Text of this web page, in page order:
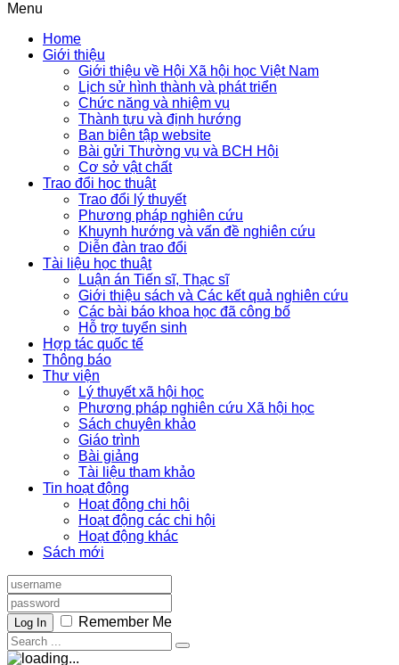
Menu
Home
Giới thiệu
Giới thiệu về Hội Xã hội học Việt Nam
Lịch sử hình thành và phát triển
Chức năng và nhiệm vụ
Thành tựu và định hướng
Ban biên tập website
Bài gửi Thường vụ và BCH Hội
Cơ sở vật chất
Trao đổi học thuật
Trao đổi lý thuyết
Phương pháp nghiên cứu
Khuynh hướng và vấn đề nghiên cứu
Diễn đàn trao đổi
Tài liệu học thuật
Luận án Tiến sĩ, Thạc sĩ
Giới thiệu sách và Các kết quả nghiên cứu
Các bài báo khoa học đã công bố
Hỗ trợ tuyển sinh
Hợp tác quốc tế
Thông báo
Thư viện
Lý thuyết xã hội học
Phương pháp nghiên cứu Xã hội học
Sách chuyên khảo
Giáo trình
Bài giảng
Tài liệu tham khảo
Tin hoạt động
Hoạt động chi hội
Hoạt động các chi hội
Hoạt động khác
Sách mới
Log In Remember Me